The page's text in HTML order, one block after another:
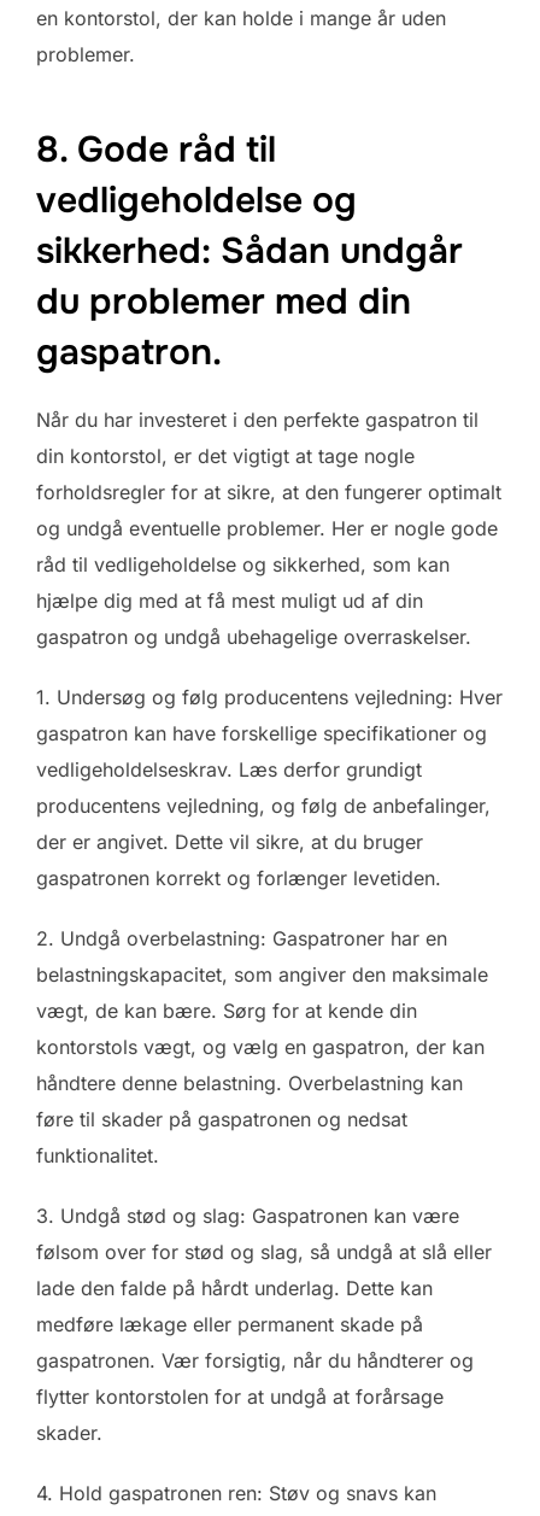
en kontorstol, der kan holde i mange år uden
problemer.
8. Gode råd til
vedligeholdelse og
sikkerhed: Sådan undgår
du problemer med din
gaspatron.
Når du har investeret i den perfekte gaspatron til
din kontorstol, er det vigtigt at tage nogle
forholdsregler for at sikre, at den fungerer optimalt
og undgå eventuelle problemer. Her er nogle gode
råd til vedligeholdelse og sikkerhed, som kan
hjælpe dig med at få mest muligt ud af din
gaspatron og undgå ubehagelige overraskelser.
1. Undersøg og følg producentens vejledning: Hver
gaspatron kan have forskellige specifikationer og
vedligeholdelseskrav. Læs derfor grundigt
producentens vejledning, og følg de anbefalinger,
der er angivet. Dette vil sikre, at du bruger
gaspatronen korrekt og forlænger levetiden.
2. Undgå overbelastning: Gaspatroner har en
belastningskapacitet, som angiver den maksimale
vægt, de kan bære. Sørg for at kende din
kontorstols vægt, og vælg en gaspatron, der kan
håndtere denne belastning. Overbelastning kan
føre til skader på gaspatronen og nedsat
funktionalitet.
3. Undgå stød og slag: Gaspatronen kan være
følsom over for stød og slag, så undgå at slå eller
lade den falde på hårdt underlag. Dette kan
medføre lækage eller permanent skade på
gaspatronen. Vær forsigtig, når du håndterer og
flytter kontorstolen for at undgå at forårsage
skader.
4. Hold gaspatronen ren: Støv og snavs kan